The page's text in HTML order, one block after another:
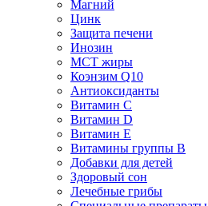
Магний
Цинк
Защита печени
Инозин
МСТ жиры
Коэнзим Q10
Антиоксиданты
Витамин С
Витамин D
Витамин Е
Витамины группы B
Добавки для детей
Здоровый сон
Лечебные грибы